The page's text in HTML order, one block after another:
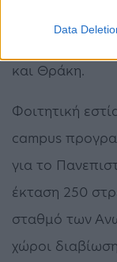
Data
και Θράκη.
Φοιτητική
campus
για το
έκταση 250
σταθµό των
χώροι